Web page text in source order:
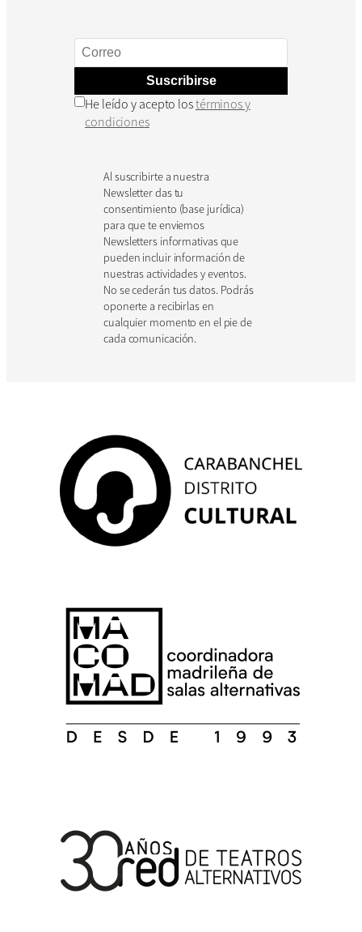
Suscribirse
He leído y acepto lostérminos y
condiciones
Al suscribirte a nuestra
Newsletter das tu
consentimiento (base jurídica)
para que te enviemos
Newsletters informativas que
pueden incluir información de
nuestras actividades y eventos.
No se cederán tus datos. Podrás
oponerte a recibirlas en
cualquier momento en el pie de
cada comunicación.